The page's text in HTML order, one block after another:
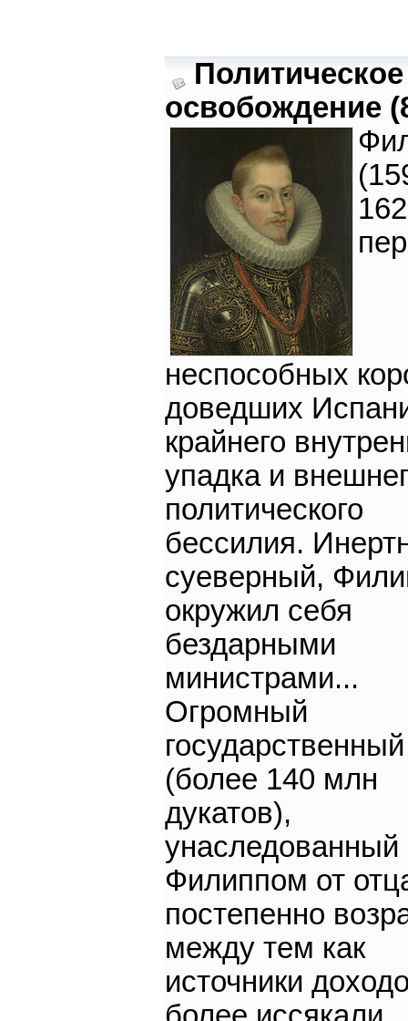
Политическое
освобождение
неспособных
доведших
крайнего
упадка и
политического
бессилия.
суеверный,
окружил себя
бездарными
министрами...
Огромный
(более 140 млн
дукатов),
унаследованный
Филиппом от
постепенно
между тем как
источники